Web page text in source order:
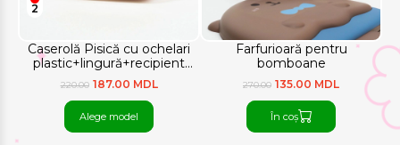
Caserolă Pisică cu ochelari
plastic+lingură+recipient
pentru sos
2
220.00 187.00 MDL
Alege model
Farfurioară pentru
bomboane
270.00 135.00 MDL
În coș